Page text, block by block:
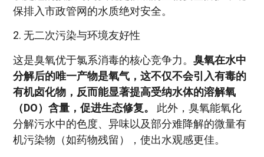
保排入市政管网的水质绝对安全。
2. 无二次污染与环境友好性
这是臭氧优于氯系消毒的核心竞争力。 臭氧在水中
分解后的唯一产物是氧气，这不仅不会引入有毒的
有机卤化物，反而能显著提高受纳水体的溶解氧
（DO）含量，促进生态修复。
此外，臭氧能氧化
分解污水中的色度、异味以及部分难降解的微量有
机污染物（如药物残留），使出水观感更佳。